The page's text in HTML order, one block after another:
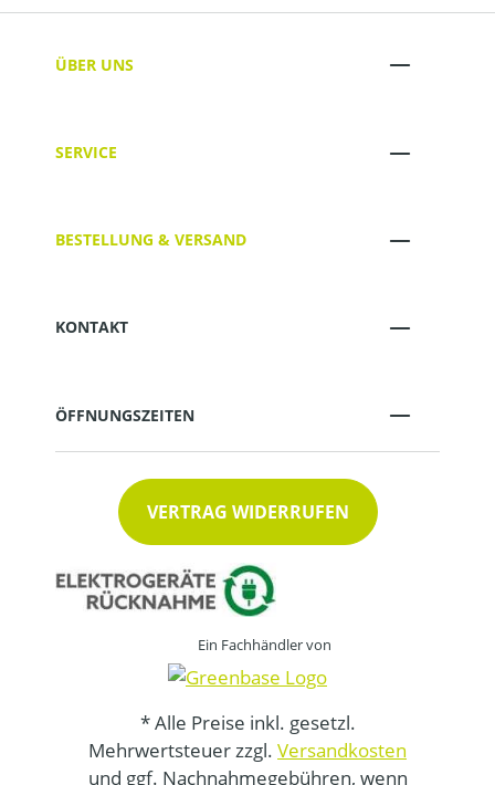
ÜBER UNS
SERVICE
BESTELLUNG & VERSAND
KONTAKT
ÖFFNUNGSZEITEN
VERTRAG WIDERRUFEN
Ein Fachhändler von
* Alle Preise inkl. gesetzl.
Mehrwertsteuer zzgl. Versandkosten
und ggf. Nachnahmegebühren, wenn